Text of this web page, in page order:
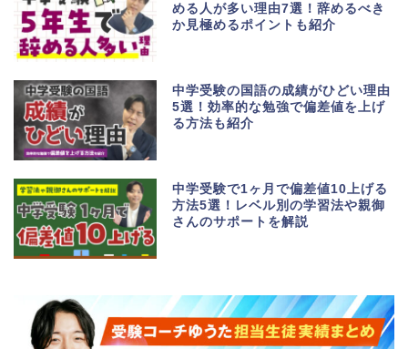
める人が多い理由7選！辞めるべき
か見極めるポイントも紹介
中学受験の国語の成績がひどい理由
5選！効率的な勉強で偏差値を上げ
る方法も紹介
中学受験で1ヶ月で偏差値10上げる
方法5選！レベル別の学習法や親御
さんのサポートを解説